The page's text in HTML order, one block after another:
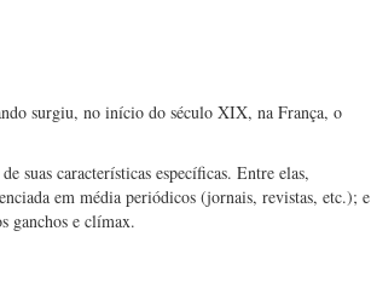
surgiu, no início do século XIX, na França, o
suas características específicas. Entre elas,
em média periódicos (jornais, revistas, etc.); e
ganchos e clímax.